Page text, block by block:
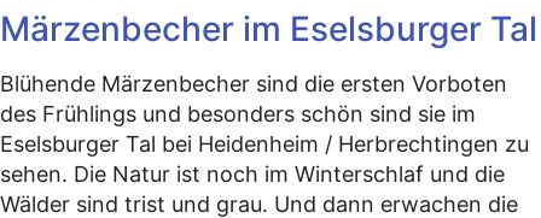
Märzenbecher im Eselsburger Tal
Blühende Märzenbecher sind die ersten Vorboten
des Frühlings und besonders schön sind sie im
Eselsburger Tal bei Heidenheim / Herbrechtingen zu
sehen. Die Natur ist noch im Winterschlaf und die
Wälder sind trist und grau. Und dann erwachen die